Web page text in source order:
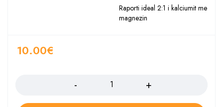
Raporti ideal 2:1 i kalciumit me
magnezin
10.00€